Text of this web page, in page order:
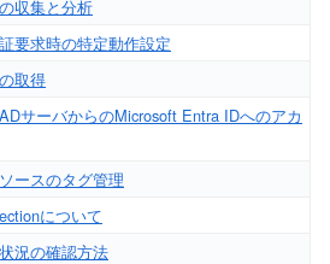
収集と分析
要求時の特定動作設定
取得
サーバからのMicrosoft Entra IDへのアカ
ースのタグ管理
について
況の確認方法